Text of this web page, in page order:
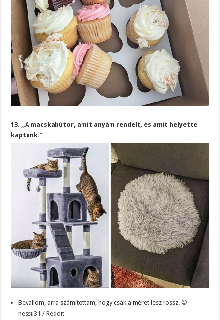
13. ,,A macskabútor, amit anyám rendelt, és amit helyette
kaptunk.”
Bevallom, arra számítottam, hogy csak a méret lesz rossz.©
nessii31 / Reddit